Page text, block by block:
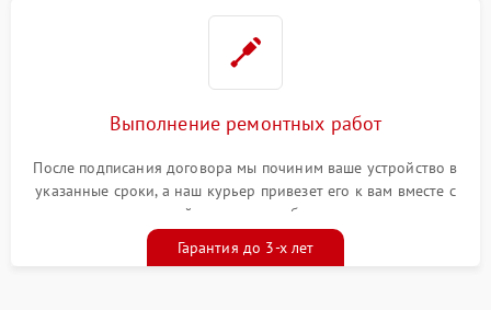
Выполнение ремонтных работ
После подписания договора мы починим ваше устройство в
указанные сроки, а наш курьер привезет его к вам вместе с
гарантийным талоном бесплатно
Гарантия до 3-х лет